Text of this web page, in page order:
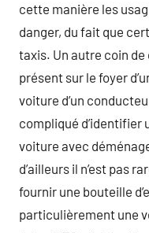
cette manière les
danger, du fait que
taxis. Un autre coin
présent sur le foyer
voiture d’un
compliqué d’identifier
voiture avec
d’ailleurs il n’est pas
fournir une bouteille
particulièrement une